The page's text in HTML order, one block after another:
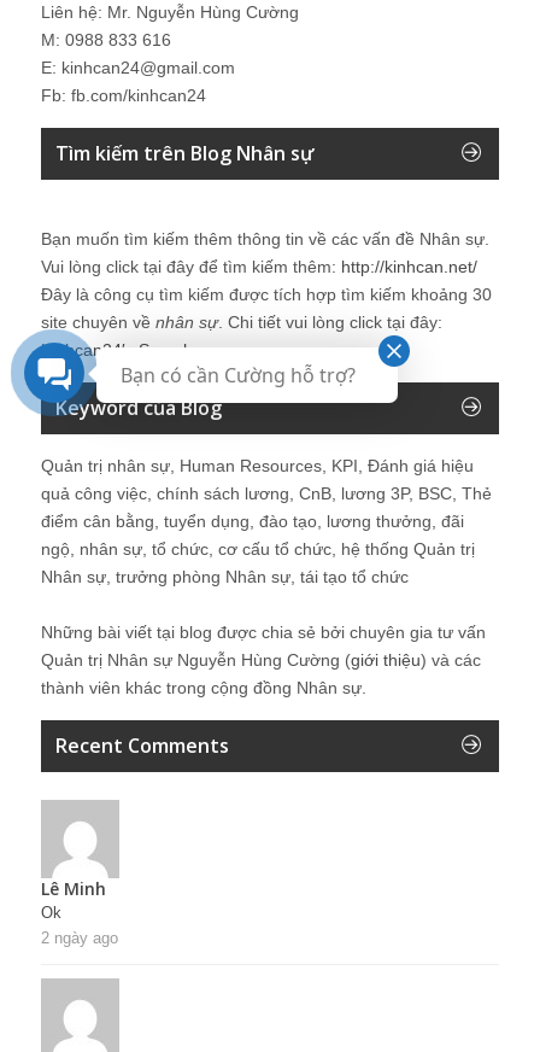
Liên hệ: Mr. Nguyễn Hùng Cường
M: 0988 833 616
E: kinhcan24@gmail.com
Fb: fb.com/kinhcan24
Tìm kiếm trên Blog Nhân sự
Bạn muốn tìm kiếm thêm thông tin về các vấn đề Nhân sự
Vui lòng click tại đây để tìm kiếm thêm: http://kinhcan.net/
Đây là công cụ tìm kiếm được tích hợp tìm kiếm khoảng 30
site chuyên về nhân sự. Chi tiết vui lòng click tại đây:
Kinhcan24′s Search
Keyword của Blog
Quản trị nhân sự, Human Resources, KPI, Đánh giá hiệu
quả công việc, chính sách lương, CnB, lương 3P, BSC, Thẻ
điểm cân bằng, tuyển dụng, đào tạo, lương thưởng, đãi
ngộ, nhân sự, tổ chức, cơ cấu tổ chức, hệ thống Quản trị
Nhân sự, trưởng phòng Nhân sự, tái tạo tổ chức
Những bài viết tại blog được chia sẻ bởi chuyên gia tư vấn
Quản trị Nhân sự Nguyễn Hùng Cường (giới thiệu) và các
thành viên khác trong cộng đồng Nhân sự.
Recent Comments
Lê Minh
Ok
2 ngày ago
Bạn có cần Cường hỗ trợ?